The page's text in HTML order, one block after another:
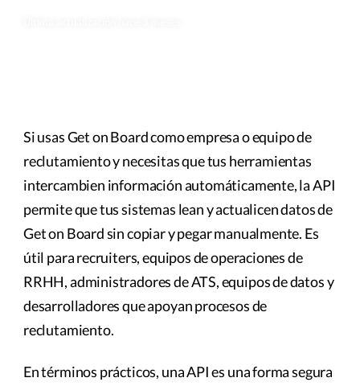
Si usas Get on Board como empresa o equipo de
reclutamiento y necesitas que tus herramientas
intercambien información automáticamente, la API
permite que tus sistemas lean y actualicen datos de
Get on Board sin copiar y pegar manualmente. Es
útil para recruiters, equipos de operaciones de
RRHH, administradores de ATS, equipos de datos y
desarrolladores que apoyan procesos de
reclutamiento.
En términos prácticos, una API es una forma segura